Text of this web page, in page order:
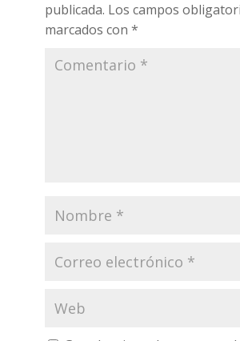
publicada. Los campos
marcados con *